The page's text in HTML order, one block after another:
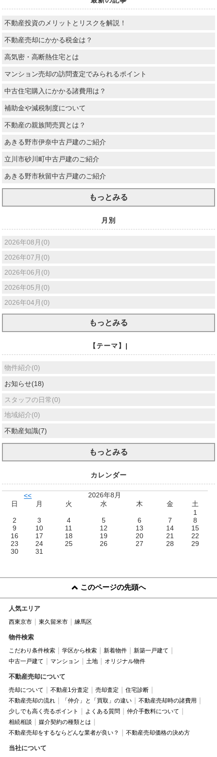
不動産投資のメリットとリスクを解説！
不動産売却にかかる税金は？
高気密・高断熱住宅とは
マンション売却の訪問査定でみられるポイント
中古住宅購入にかかる諸費用は？
補助金や減税制度について
不動産の親族間売買とは？
あきる野市伊奈中古戸建のご紹介
立川市砂川町中古戸建のご紹介
あきる野市秋留中古戸建のご紹介
もっとみる
月別
2026年08月(0)
2026年07月(0)
2026年06月(0)
2026年05月(0)
2026年04月(0)
もっとみる
【テーマ】|
物件紹介(0)
お知らせ(18)
スタッフの日常(0)
地域紹介(0)
不動産知識(7)
もっとみる
カレンダー
<<
2026年8月
日
月 火 水 木 金
土
1
2
3 4 5 6 7
8
9
10 11 12 13 14
15
16
17 18 19 20 21
22
23
24 25 26 27 28
29
30
31
このページの先頭へ
人気エリア
西東京市 東久留米市 練馬区
物件検索
こだわり条件検索 学区から検索 新着物件
新築一戸建て
中古一戸建て
マンション 土地 オリジナル物件
不動産売却について
売却について 不動産1分査定 売却査定
住宅診断
不動産売却の流れ
「仲介」と「買取」の違い
不動産売却時の諸費用
少しでも高く売るポイント
よくある質問
仲介手数料について
相続相談
媒介契約の種類とは
不動産売却をするならどんな業者が良い？
不動産売却価格の決め方
当社について